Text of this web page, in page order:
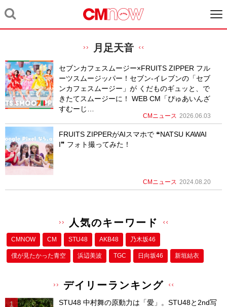
月足天音
セブンカフェスムージー×FRUITS ZIPPER フル
ーツスムージッパー！セブン-イレブンの「セブ
ンカフェスムージー」が くだものギュッと、で
きたてスムージーに！ WEB CM「ぴゅあいんざ
すむーじ…
CMニュース 2026.06.03
FRUITS ZIPPERがAIスマホで ❝NATSU KAWAI
I❞ フォト撮ってみた！
CMニュース 2024.08.20
人気のキーワード
CMNOW CM STU48 AKB48 乃木坂46
僕が⾒たかった⻘空 浜辺美波 TGC 日向坂46 新垣結衣
デイリーランキング
STU48 中村舞の原動力は「愛」。STU48と2nd写